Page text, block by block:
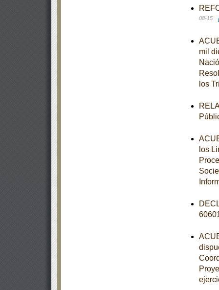
08-15
mil
los
los